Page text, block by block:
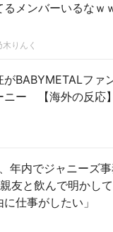
メンバーいるなｗ
りんく
BABYMETALファ
ニー 【海外の反応】
年内でジャニーズ
友と飲んで明かし
仕事がしたい」